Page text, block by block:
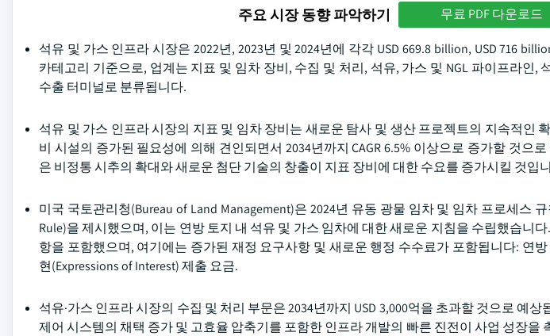
주요 시장 동향 파악하기 무료 PDF 다운로드
석유 및 가스 인프라 시장은 2022년, 2023년 및 2024년에 각각 USD 669.8 billion, USD 716
카테고리 기준으로, 업계는 지표 및 임차 장비, 수집 및 처리, 석유, 가스 및 NGL 파이프라인,
수출 터미널로 분류됩니다.
석유 및 가스 인프라 시장의 지표 및 임차 장비는 새로운 탐사 및 생산 프로젝트의 지속적인
비 시설의 증가된 필요성에 의해 견인되면서 2034년까지 CAGR 6.5% 이상으로 증가할 것으
은 비정통 시추의 확대와 새로운 첨단 기술의 창출이 지표 장비에 대한 수요를 증가시킬 것입
미국 국토관리청(Bureau of Land Management)은 2024년 유동 광물 임차 및 임차 프로세스 규
Rule)을 제시했으며, 이는 연방 토지 내 석유 및 가스 임차에 대한 새로운 지침을 수립했습니
항을 포함했으며, 여기에는 증가된 재정 요구사항 및 새로운 행정 수수료가 포함됩니다: 연
현(Expressions of Interest) 제출 요금.
석유·가스 인프라 시장의 수집 및 처리 부문은 2034년까지 USD 3,000억을 초과할 것으로 예
제어 시스템의 채택 증가 및 고효율 압축기를 포함한 인프라 개발의 빠른 진전이 사업 성장을